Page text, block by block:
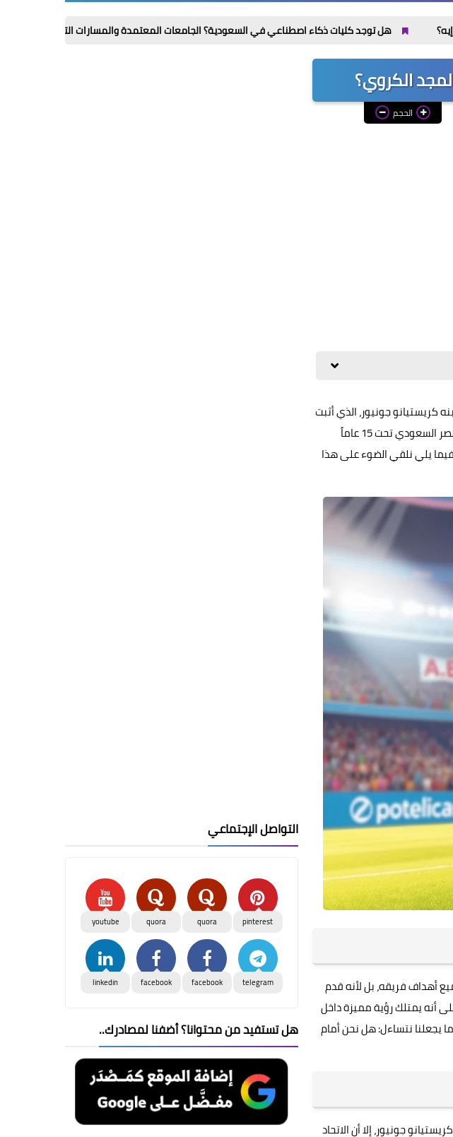
هل توجد كليات ذكاء اصطناعي في السعودية؟ الجامعات المعتمدة والمسارات التي تقودك لوظائف المستقبل
الكروي؟
الحجم
كريستيانو جونيور، الذي أثبت
أن الموهبة قد تكون بالفعل وراثية. فقد خطف الشاب الصغير الأضواء في مباراة مثيرة جمعت فريق النصر السعودي تحت 15 عاماً
4 بعد تسجيله خماسية مبهرة. وفيما يلي نلقي الضوء على هذا
أهداف فريقه، بل لأنه قدم
أنه يمتلك رؤية مميزة داخل
ما يجعلنا نتساءل: هل نحن أمام
جونيور، إلا أن الاتحاد
التواصل الإجتماعي
pinterest
quora
quora
youtube
telegram
facebook
facebook
linkedin
هل تستفيد من محتوانا؟ أضفنا لمصادرك..